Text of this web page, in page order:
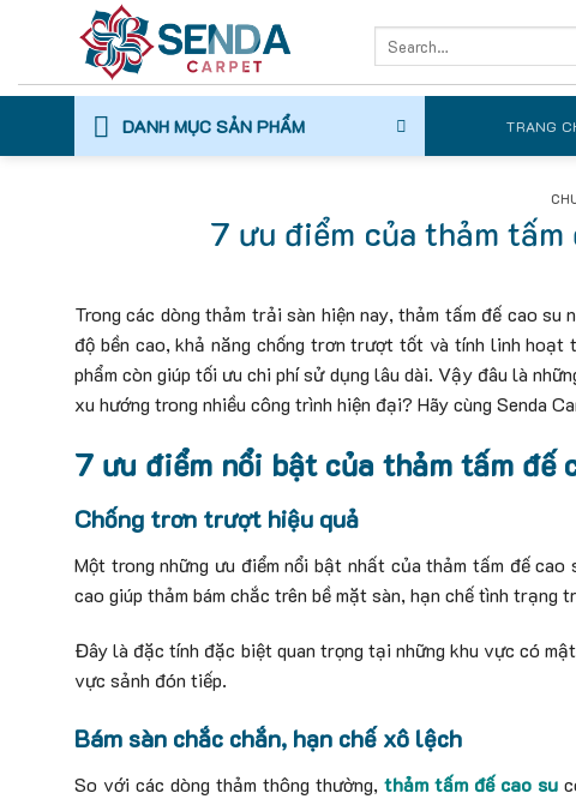
for:
DANH MỤC SẢN PHẨM TRANG
7 ưu điểm của thảm
Trong các dòng thảm trải sàn hiện nay, thảm tấm đế cao su
độ bền cao, khả năng chống trơn trượt tốt và tính linh hoạt
phẩm còn giúp tối ưu chi phí sử dụng lâu dài. Vậy đâu là
xu hướng trong nhiều công trình hiện đại? Hãy cùng Senda
7 ưu điểm nổi bật của thảm tấm đế
Chống trơn trượt hiệu quả
Một trong những ưu điểm nổi bật nhất của thảm tấm đế
cao giúp thảm bám chắc trên bề mặt sàn, hạn chế tình trạng
Đây là đặc tính đặc biệt quan trọng tại những khu vực có
vực sảnh đón tiếp.
Bám sàn chắc chắn, hạn chế xô lệch
So với các dòng thảm thông thường, thảm tấm đế cao su